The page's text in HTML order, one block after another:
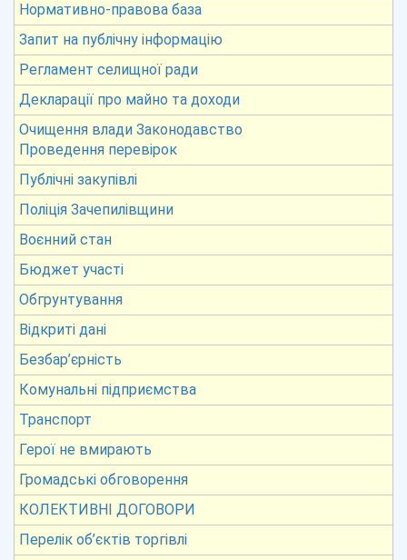
Нормативно-правова база
Запит на публічну інформацію
Регламент селищної ради
Декларації про майно та доходи
Очищення влади Законодавство
Проведення перевірок
Публічні закупівлі
Поліція Зачепилівщини
Воєнний стан
Бюджет участі
Обгрунтування
Відкриті дані
Безбар’єрність
Комунальні підприємства
Транспорт
Герої не вмирають
Громадські обговорення
КОЛЕКТИВНІ ДОГОВОРИ
Перелік об’єктів торгівлі